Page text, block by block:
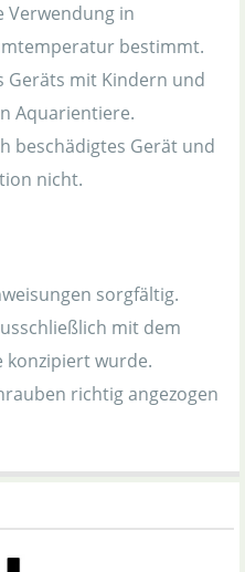
Verwendung in
bestimmt.
Geräts mit Kindern und
Aquarientiere.
beschädigtes Gerät und
nicht.
sorgfältig.
mit dem
konzipiert wurde.
richtig angezogen